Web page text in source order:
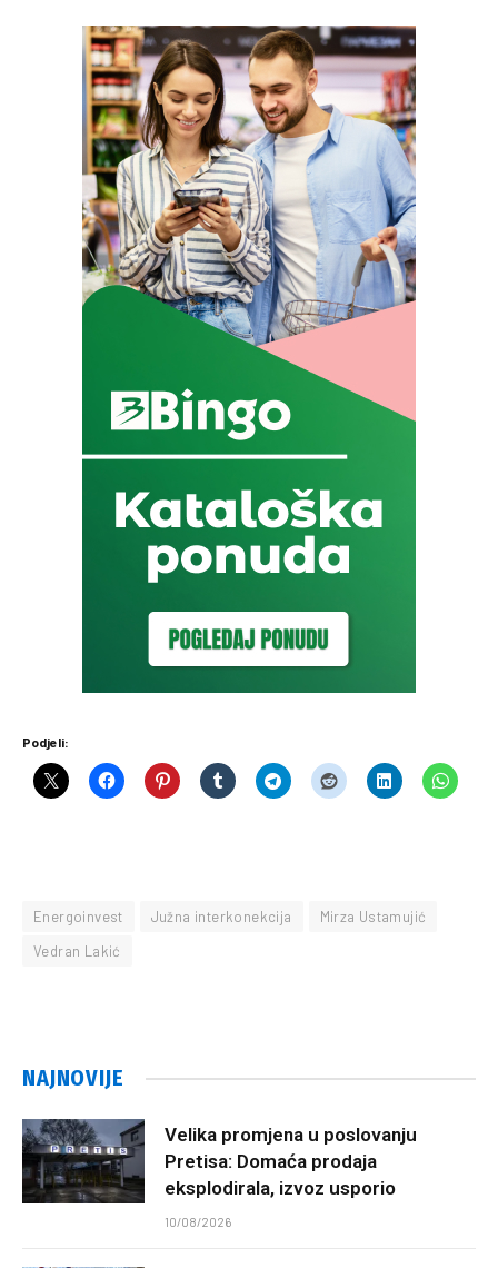
Podjeli:
Energoinvest Južna interkonekcija
Mirza Ustamujić
Vedran Lakić
NAJNOVIJE
Velika promjena u poslovanju
Pretisa: Domaća prodaja
eksplodirala, izvoz usporio
10/08/2026